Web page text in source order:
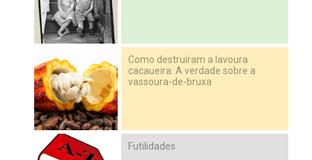
Como destruíram a lavoura
cacaueira: A verdade sobre a
vassoura-de-bruxa
Futilidades